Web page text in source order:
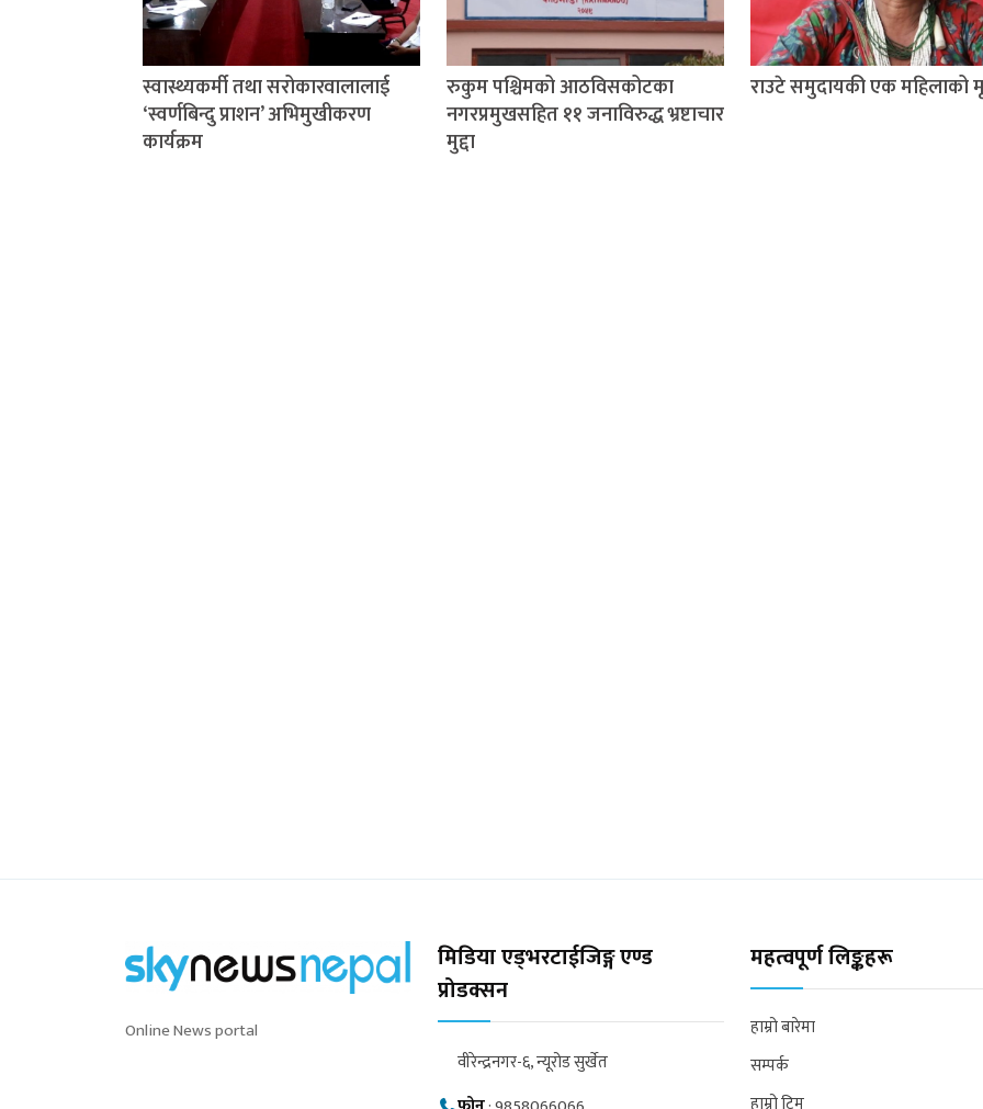
स्वास्थ्यकर्मी तथा सरोकारवालालाई
‘स्वर्णबिन्दु प्राशन’ अभिमुखीकरण
कार्यक्रम
रुकुम पश्चिमको आठविसकोटका
नगरप्रमुखसहित ११ जनाविरुद्ध भ्रष्टाचार
मुद्दा
राउटे समुदायकी एक महिलाको
Online News portal
मिडिया एड्भरटाईजिङ्ग एण्ड
प्रोडक्सन
वीरेन्द्रनगर-६, न्यूरोड सुर्खेत
महत्वपूर्ण लिङ्कहरू
हाम्रो बारेमा
सम्पर्क